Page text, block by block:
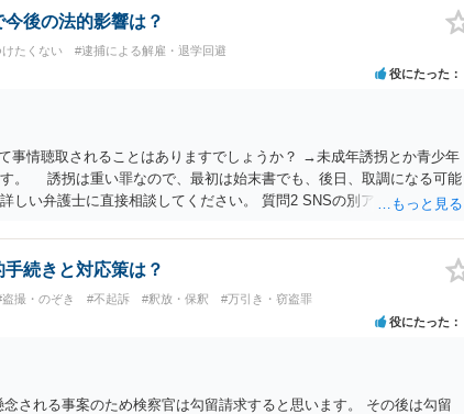
後の法的影響は？
たくない #逮捕による解雇・退学回避
役にたった
事情聴取されることはありますでしょうか？ →未成年誘拐とか青少年
。 誘拐は重い罪なので、最初は始末書でも、後日、取調になる可能
しい弁護士に直接相談してください。 質問2 SNSの別アカウントから
と誤解される恐れがあるので、無視するのがいいでしょう
続きと対応策は？
盗撮・のぞき #不起訴 #釈放・保釈 #万引き・窃盗罪
役にたった
される事案のため検察官は勾留請求すると思います。 その後は勾留